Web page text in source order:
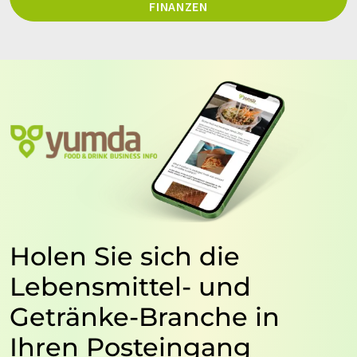
FINANZEN
Holen Sie sich die
Lebensmittel- und
Getränke-Branche in
Ihren Posteingang